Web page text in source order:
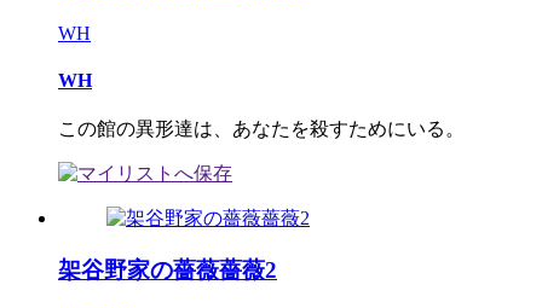
WH
WH
この館の異形達は、あなたを殺すためにいる。
架谷野家の薔薇薔薇2